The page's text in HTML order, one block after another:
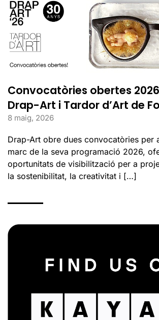
Convocatòries obertes
Drap-Art i Tardor d’Art de
8 maig, 2026
Drap-Art obre dues convocatòries per
marc de la seva programació 2026,
oportunitats de visibilització per a
la sostenibilitat, la creativitat i […]